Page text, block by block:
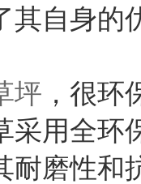
其自身的
坪 ，很环
采用全环
耐磨性和